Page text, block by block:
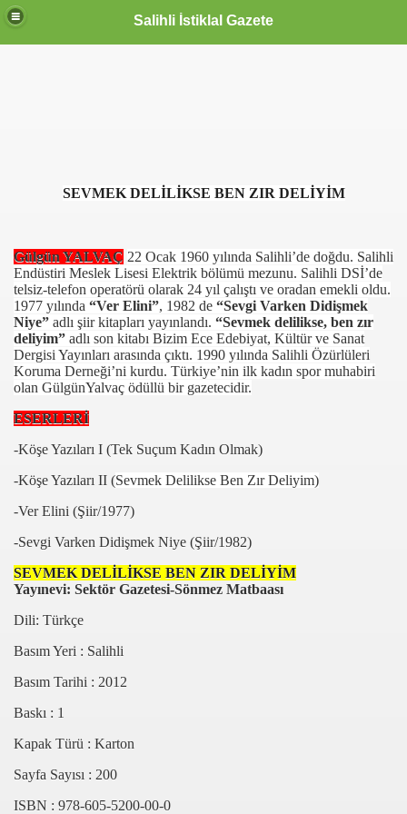
Salihli İstiklal Gazete
SEVMEK DELİLİKSE BEN ZIR DELİYİM
Gülgün YALVAÇ 22 Ocak 1960 yılında Salihli’de doğdu. Salihli
Endüstiri Meslek Lisesi Elektrik bölümü mezunu. Salihli DSİ’de
telsiz-telefon operatörü olarak 24 yıl çalıştı ve oradan emekli oldu.
1977 yılında “Ver Elini”, 1982 de “Sevgi Varken Didişmek
Niye” adlı şiir kitapları yayınlandı. “Sevmek delilikse, ben zır
deliyim” adlı son kitabı Bizim Ece Edebiyat, Kültür ve Sanat
Dergisi Yayınları arasında çıktı. 1990 yılında Salihli Özürlüleri
Koruma Derneği’ni kurdu. Türkiye’nin ilk kadın spor muhabiri
olan GülgünYalvaç ödüllü bir gazetecidir.
ESERLERİ
-Köşe Yazıları I (Tek Suçum Kadın Olmak)
-Köşe Yazıları II (Sevmek Delilikse Ben Zır Deliyim)
-Ver Elini (Şiir/1977)
-Sevgi Varken Didişmek Niye (Şiir/1982)
SEVMEK DELİLİKSE BEN ZIR DELİYİM
Yayınevi: Sektör Gazetesi-Sönmez Matbaası
Dili: Türkçe
Basım Yeri : Salihli
Basım Tarihi : 2012
Baskı : 1
Kapak Türü : Karton
Sayfa Sayısı : 200
ISBN : 978-605-5200-00-0